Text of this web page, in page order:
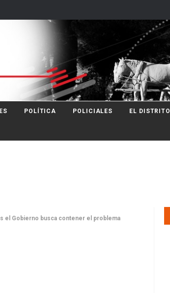
POLÍTICA POLICIALES EL DISTRITO
el Gobierno busca contener el problema